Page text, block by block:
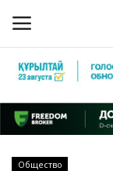
Главная
Общество